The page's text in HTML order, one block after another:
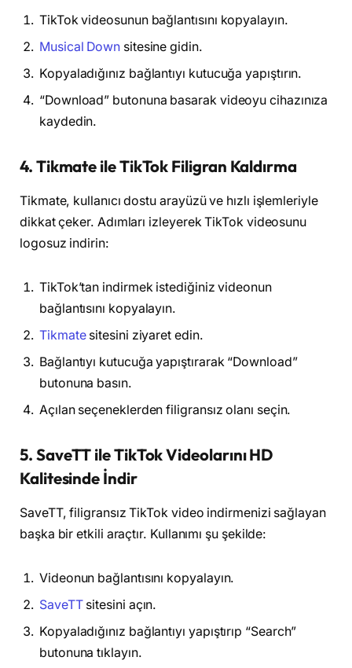
TikTok videosunun bağlantısını kopyalayın.
Musical Down sitesine gidin.
Kopyaladığınız bağlantıyı kutucuğa yapıştırın.
“Download” butonuna basarak videoyu cihazınıza
kaydedin.
4. Tikmate ile TikTok Filigran Kaldırma
Tikmate, kullanıcı dostu arayüzü ve hızlı işlemleriyle
dikkat çeker. Adımları izleyerek TikTok videosunu
logosuz indirin:
TikTok’tan indirmek istediğiniz videonun
bağlantısını kopyalayın.
Tikmatesitesini ziyaret edin.
Bağlantıyı kutucuğa yapıştırarak “Download”
butonuna basın.
Açılan seçeneklerden filigransız olanı seçin.
5. SaveTT ile TikTok Videolarını HD
Kalitesinde İndir
SaveTT, filigransız TikTok video indirmenizi sağlayan
başka bir etkili araçtır. Kullanımı şu şekilde:
Videonun bağlantısını kopyalayın.
SaveTTsitesini açın.
Kopyaladığınız bağlantıyı yapıştırıp “Search”
butonuna tıklayın.